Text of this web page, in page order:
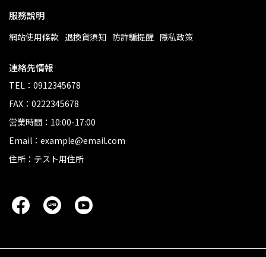
服務說明
網站使用條款 退換貨須知 防詐騙提醒 隱私政策
連絡先情報
TEL：0912345678
FAX：0222345678
営業時間：10:00-17:00
Email：example@email.com
住所：テスト用住所